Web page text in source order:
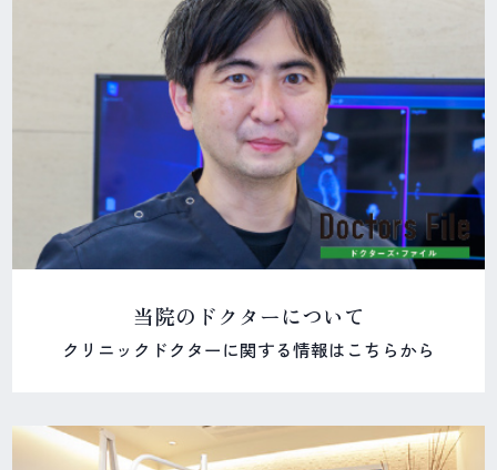
当院のドクターについて
クリニックドクターに関する情報はこちらから